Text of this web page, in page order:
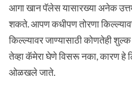
आगा खान पॅलेस यासारख्या अनेक
शकते. आपण कधीपण तोरणा
किल्ल्यावर जाण्यासाठी कोणतेही
तेव्हा कॅमेरा घेणे विसरू नका, कारण हे
ओळखले जाते.